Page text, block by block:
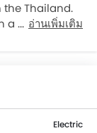
the Thailand.
a total of 2
อ่านเพิ่มเติม
Electric